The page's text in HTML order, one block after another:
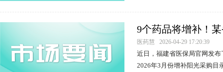
9个药品将增补！
审通过产品公示
医药慧 2026-04-29 17:20:39
近日，福建省医保局官网发
2026年3月份增补阳光采购目